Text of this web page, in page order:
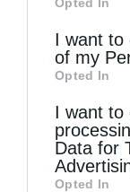
of
information
third
disclose it
I want to
of my
Opted In
I want to
Data for
Opted In